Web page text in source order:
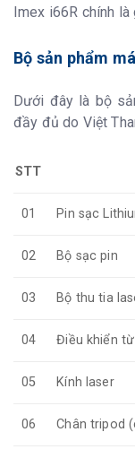
Imex i66R chính
Bộ sản phẩm
Dưới đây là bộ
đầy đủ do Việt
STT
01 Pin sạc
02 Bộ sạc pin
03 Bộ thu tia
04 Điều khiển
05 Kính laser
06 Chân tripod